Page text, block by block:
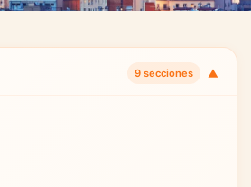
9 secciones ▼